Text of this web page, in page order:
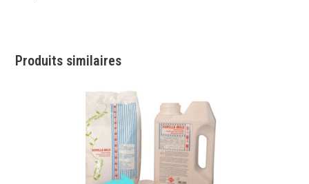
Produits similaires